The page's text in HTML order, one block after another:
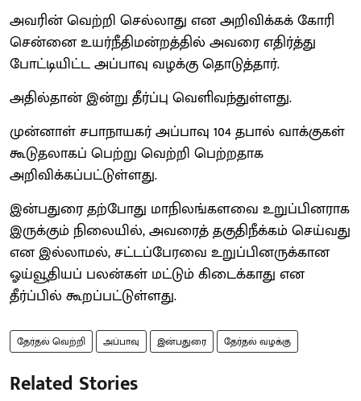
அவரின் வெற்றி செல்லாது என அறிவிக்கக் கோரி
சென்னை உயர்நீதிமன்றத்தில் அவரை எதிர்த்து
போட்டியிட்ட அப்பாவு வழக்கு தொடுத்தார்.
அதில்தான் இன்று தீர்ப்பு வெளிவந்துள்ளது.
முன்னாள் சபாநாயகர் அப்பாவு 104 தபால் வாக்குகள்
கூடுதலாகப் பெற்று வெற்றி பெற்றதாக
அறிவிக்கப்பட்டுள்ளது.
இன்பதுரை தற்போது மாநிலங்களவை உறுப்பினராக
இருக்கும் நிலையில், அவரைத் தகுதிநீக்கம் செய்வது
என இல்லாமல், சட்டப்பேரவை உறுப்பினருக்கான
ஓய்வூதியப் பலன்கள் மட்டும் கிடைக்காது என
தீர்ப்பில் கூறப்பட்டுள்ளது.
தேர்தல் வெற்றி அப்பாவு இன்பதுரை தேர்தல் வழக்கு
Related Stories